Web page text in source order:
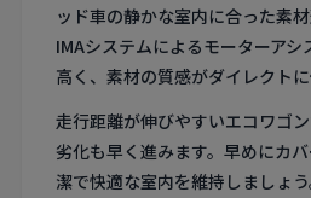
ッド車の静かな室内に合った素
IMAシステムによるモーターア
高く、素材の質感がダイレクトに
走行距離が伸びやすいエコワゴ
劣化も早く進みます。早めにカ
潔で快適な室内を維持しましょう